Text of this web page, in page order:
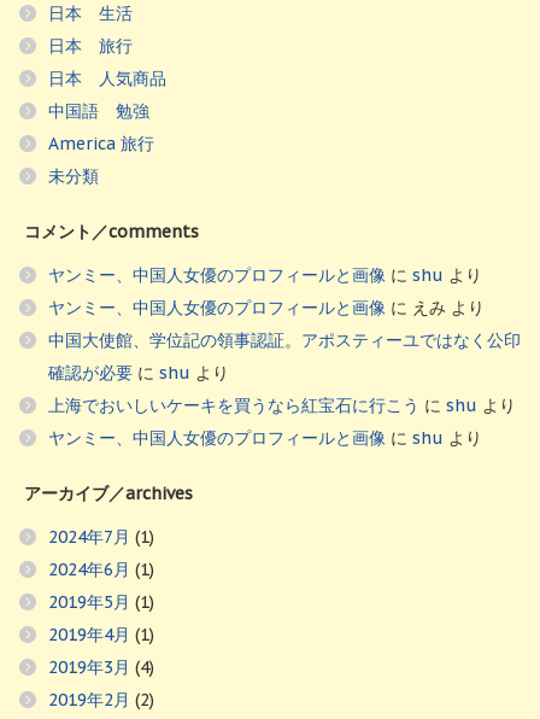
日本 生活
日本 旅行
日本 人気商品
中国語 勉強
America 旅行
未分類
コメント／comments
ヤンミー、中国人女優のプロフィールと画像 に shu より
ヤンミー、中国人女優のプロフィールと画像 に えみ より
中国大使館、学位記の領事認証。アポスティーユではなく公印
確認が必要 に shu より
上海でおいしいケーキを買うなら紅宝石に行こう に shu より
ヤンミー、中国人女優のプロフィールと画像 に shu より
アーカイブ／archives
2024年7月 (1)
2024年6月 (1)
2019年5月 (1)
2019年4月 (1)
2019年3月 (4)
2019年2月 (2)